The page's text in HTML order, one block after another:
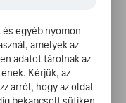
egyéb nyomon
amelyek az
adatot tárolnak az
Kérjük, az
arról, hogy az oldal